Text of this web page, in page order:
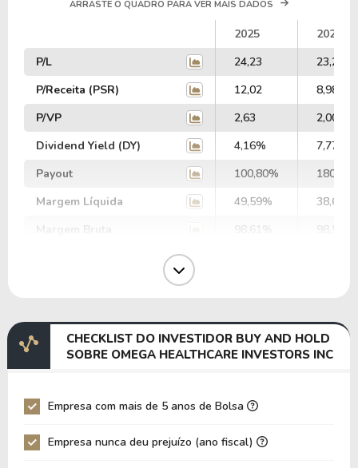
ARRASTE O QUADRO PARA VER MAIS DADOS
2025
2024
P/L
24,23
23,25
P/Receita (PSR)
12,02
8,98
P/VP
2,63
2,00
Dividend Yield (DY)
4,16%
7,77%
Payout
100,80%
Margem Líquida
49,59%
38,65%
Margem Bruta
98,61%
98,52%
EV/EBITDA
59,81
69,55
EV/EBIT
P/EBITDA
12,28
P/Ativo
1,42
CHECKLIST DO INVESTIDOR BUY AND HOLD
SOBRE OMEGA HEALTHCARE INVESTORS INC
Empresa com mais de 5 anos de Bolsa
Empresa nunca deu prejuízo (ano fiscal)